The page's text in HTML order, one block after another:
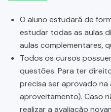
O aluno estudará de
estudar todas as aulas
aulas complementares,
Todos os cursos
questões. Para ter
precisa ser aprovado na
aproveitamento). Caso
realizar a avaliação